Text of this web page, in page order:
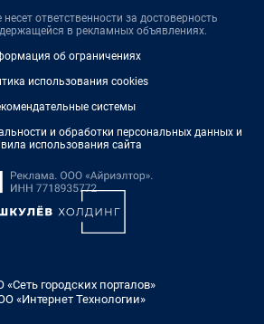
ответственности за достоверность
в рекламных объявлениях.
об ограничениях
использования cookies
системы
и обработки персональных данных и
использования сайта
городских порталов»
«Интернет Технологии»